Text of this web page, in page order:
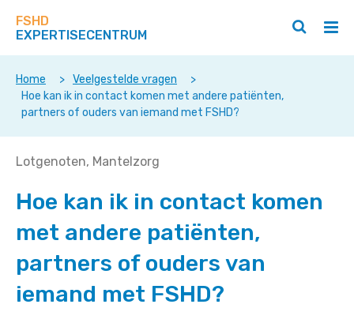
direct
op
deze
FSHD
EXPERTISECENTRUM
/
Zoeken
/
Home > Veelgestelde vragen
>
Hoe kan ik in contact komen met andere patiënten,
partners of ouders van iemand met FSHD?
Hoe
ik
contact
komen
met
andere
Lotgenoten Mantelzorg
Hoe kan ik in contact komen
met andere patiënten,
partners of ouders van
iemand met FSHD?